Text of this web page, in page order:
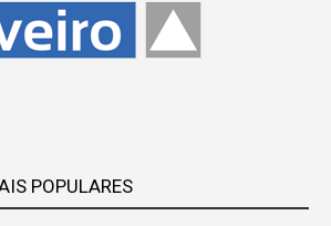
POPULARES